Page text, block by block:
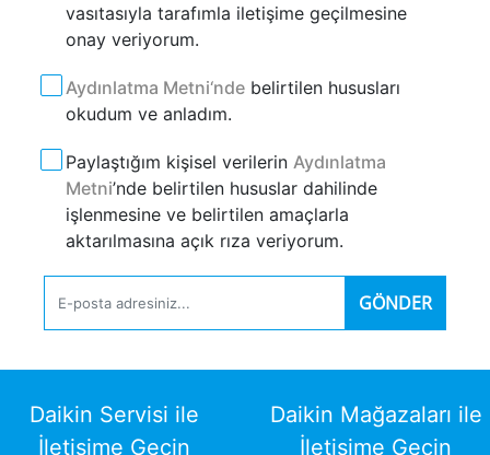
vasıtasıyla tarafımla iletişime geçilmesine
onay veriyorum.
Aydınlatma Metni‘nde belirtilen hususları
okudum ve anladım.
Paylaştığım kişisel verilerin Aydınlatma
Metni’nde belirtilen hususlar dahilinde
işlenmesine ve belirtilen amaçlarla
aktarılmasına açık rıza veriyorum.
GÖNDER
Daikin Servisi ile
İletişime Geçin
Daikin Mağazaları ile
İletişime Geçin